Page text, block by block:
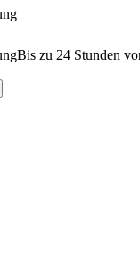
Bis zu 24 Stunden